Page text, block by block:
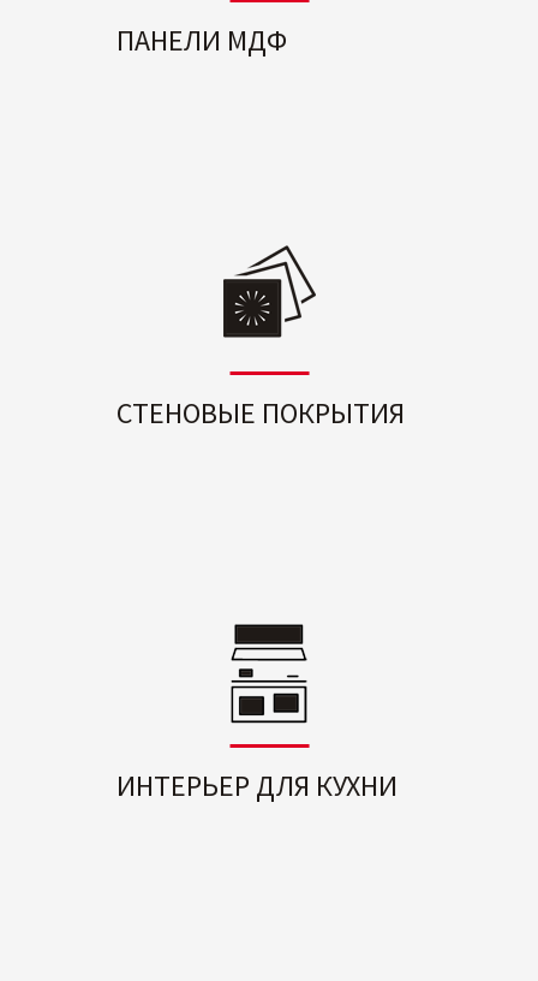
ПАНЕЛИ МДФ
СТЕНОВЫЕ ПОКРЫТИЯ
ИНТЕРЬЕР ДЛЯ КУХНИ